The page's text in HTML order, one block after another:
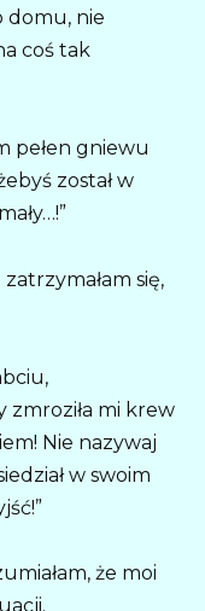
domu, nie
coś tak
pełen gniewu
został w
się,
zmroziła mi krew
Nie nazywaj
w swoim
że moi